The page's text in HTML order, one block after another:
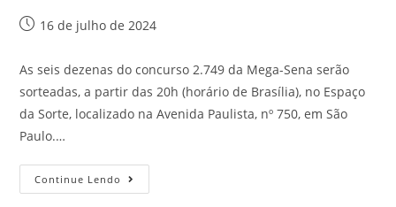
16 de julho de 2024
As seis dezenas do concurso 2.749 da Mega-Sena serão
sorteadas, a partir das 20h (horário de Brasília), no Espaço
da Sorte, localizado na Avenida Paulista, nº 750, em São
Paulo.…
Continue Lendo